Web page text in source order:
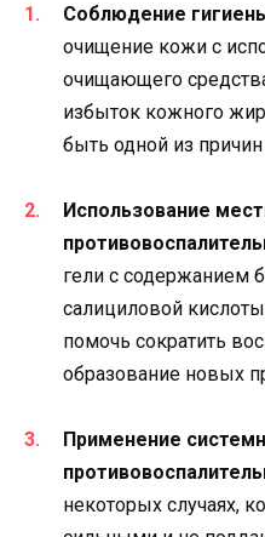
Соблюдение
очищение кожи с
очищающего
избыток кожного
быть одной из
Использование
гели с содержанием
салициловой
помочь сократить
образование новых
Применение
некоторых случаях,